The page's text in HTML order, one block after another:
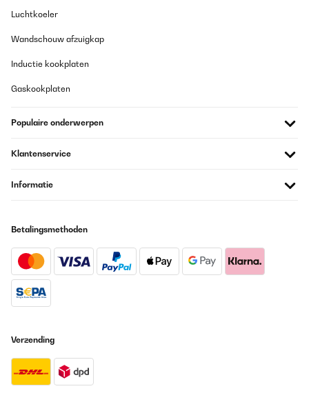
Luchtkoeler
Wandschouw afzuigkap
Inductie kookplaten
Gaskookplaten
Populaire onderwerpen
Klantenservice
Informatie
Betalingsmethoden
Verzending